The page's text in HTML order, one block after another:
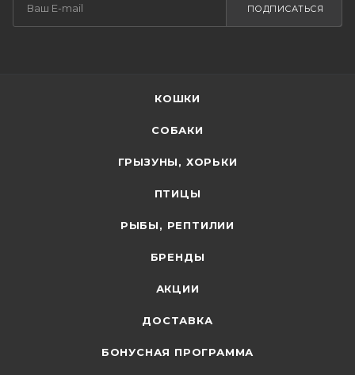
ПОДПИСАТЬСЯ
КОШКИ
СОБАКИ
ГРЫЗУНЫ, ХОРЬКИ
ПТИЦЫ
РЫБЫ, РЕПТИЛИИ
БРЕНДЫ
АКЦИИ
ДОСТАВКА
БОНУСНАЯ ПРОГРАММА